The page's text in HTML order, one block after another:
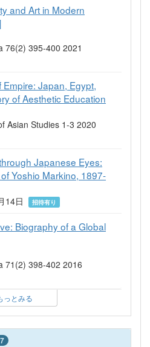
and Art in Modern
76(2) 395-400 2021
Japan, Egypt,
of Aesthetic Education
Asian Studies 1-3 2020
Japanese Eyes:
Yoshio Markino, 1897-
14日 招待有り
Biography of a Global
71(2) 398-402 2016
っとみる